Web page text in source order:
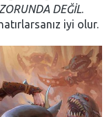
DEĞİL.
iyi olur.